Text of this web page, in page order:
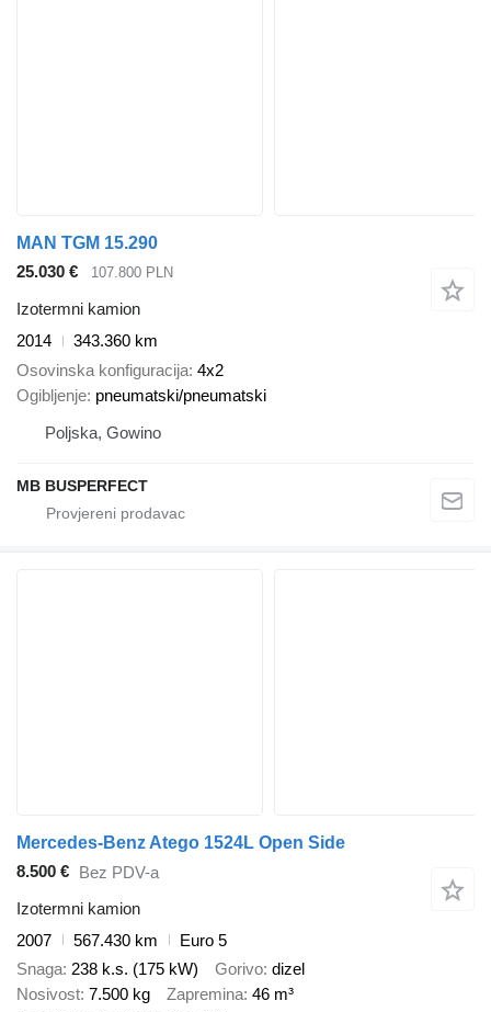
MAN TGM 15.290
25.030 €
107.800 PLN
Izotermni kamion
2014
343.360 km
Osovinska konfiguracija 4x2
Ogibljenje pneumatski/pneumatski
Poljska, Gowino
MB BUSPERFECT
Mercedes-Benz Atego 1524L Open Side
8.500 € Bez PDV-a
Izotermni kamion
2007
567.430 km
Euro 5
Snaga 238 k.s. (175 kW) Gorivo dizel
Nosivost 7.500 kg Zapremina 46 m³